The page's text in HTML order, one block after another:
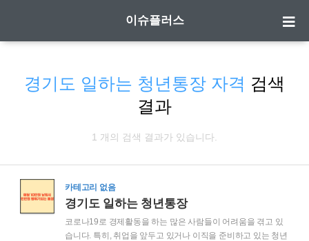
이슈플러스
경기도 일하는 청년통장 자격 검색
결과
1 개의 검색 결과가 있습니다.
카테고리 없음
경기도 일하는 청년통장
코로나19로 경제활동을 하는 많은 사람들이 어려움을 겪고 있
습니다. 특히, 취업을 앞두고 있거나 이직을 준비하고 있는 청년